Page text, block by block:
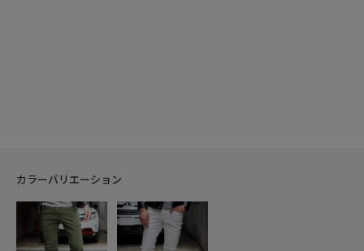
カラーバリエーション